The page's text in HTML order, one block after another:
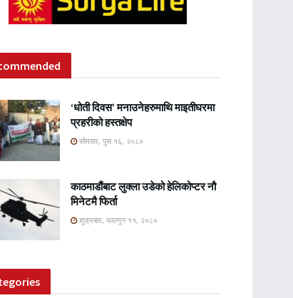
‘धोती दिवस’ मनाउनेहरुमाथि माइतीघरमा
प्रहरीको हस्तक्षेप
सोमवार, पुस १६, २०८०
काठमाडौंबाट लुक्ला उडेको हेलिकोप्टर नौ
मिनेटमै फिर्ता
शुक्रबार, फाल्गुन ११, २०८०